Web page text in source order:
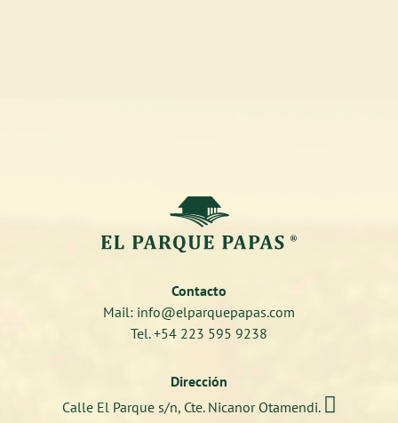
Contacto
Mail: info@elparquepapas.com
Tel. +54 223 595 9238
Dirección
Calle El Parque s/n, Cte. Nicanor Otamendi. 